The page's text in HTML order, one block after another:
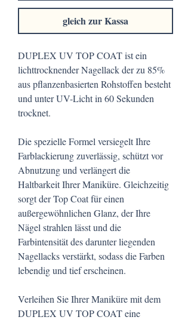
gleich zur Kassa
DUPLEX UV TOP COAT ist ein
lichttrocknender Nagellack der zu 85%
aus pflanzenbasierten Rohstoffen besteht
und unter UV-Licht in 60 Sekunden
trocknet.
Die spezielle Formel versiegelt Ihre
Farblackierung zuverlässig, schützt vor
Abnutzung und verlängert die
Haltbarkeit Ihrer Maniküre. Gleichzeitig
sorgt der Top Coat für einen
außergewöhnlichen Glanz, der Ihre
Nägel strahlen lässt und die
Farbintensität des darunter liegenden
Nagellacks verstärkt, sodass die Farben
lebendig und tief erscheinen.
Verleihen Sie Ihrer Maniküre mit dem
DUPLEX UV TOP COAT eine